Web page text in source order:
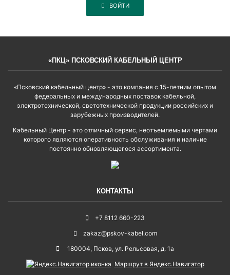
ВОЙТИ
«ПКЦ» ПСКОВСКИЙ КАБЕЛЬНЫЙ ЦЕНТР
«Псковский кабельный центр» - это компания с 15-летним опытом
федеральных и международных поставок кабельной,
электротехнической, светотехнической продукции российских и
зарубежных производителей.
Кабельный Центр - это отличный сервис, неотъемлемыми чертами
которого являются оперативность обслуживания и наличие
постоянно обновляющегося ассортимента.
КОНТАКТЫ
+7 8112 660-223
zakaz@pskov-kabel.com
180004, Псков, ул. Рельсовая, д. 1а
Маршрут в Яндекс.Навигатор